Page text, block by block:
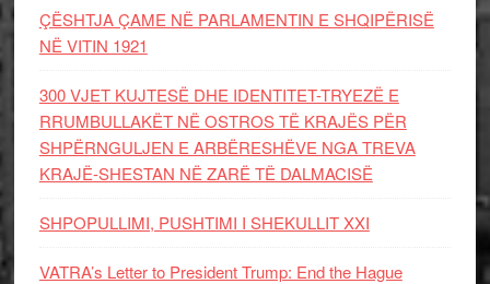
ÇËSHTJA ÇAME NË PARLAMENTIN E SHQIPËRISË
NË VITIN 1921
300 VJET KUJTESË DHE IDENTITET-TRYEZË E
RRUMBULLAKËT NË OSTROS TË KRAJËS PËR
SHPËRNGULJEN E ARBËRESHËVE NGA TREVA
KRAJË-SHESTAN NË ZARË TË DALMACISË
SHPOPULLIMI, PUSHTIMI I SHEKULLIT XXI
VATRA’s Letter to President Trump: End the Hague